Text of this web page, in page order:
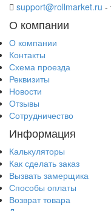
support@rollmarket.ru -
О компании
О компании
Контакты
Схема проезда
Реквизиты
Новости
Отзывы
Сотрудничество
Информация
Калькуляторы
Как сделать заказ
Вызвать замерщика
Способы оплаты
Возврат товара